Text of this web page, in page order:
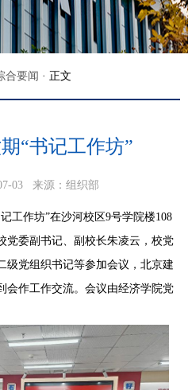
合要闻 · 正文
“书记工作坊”
03 来源：组织部
工作坊”在沙河校区9号学院楼108
党委副书记、副校长朱凌云，校党
级党组织书记等参加会议，北京建
会作工作交流。会议由经济学院党